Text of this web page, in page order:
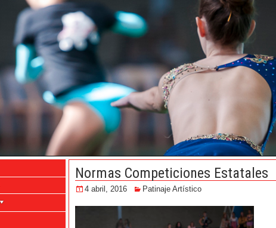
Normas Competiciones Estatales
4 abril, 2016 Patinaje Artístico